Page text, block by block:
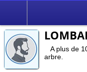
A plus de
arbre.